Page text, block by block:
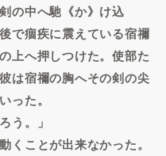
の中へ馳《か》け込
で痼疾に震えている宿禰
上へ押しつけた。使部た
は宿禰の胸へその剣の尖
った。
う。」
くことが出来なかった。